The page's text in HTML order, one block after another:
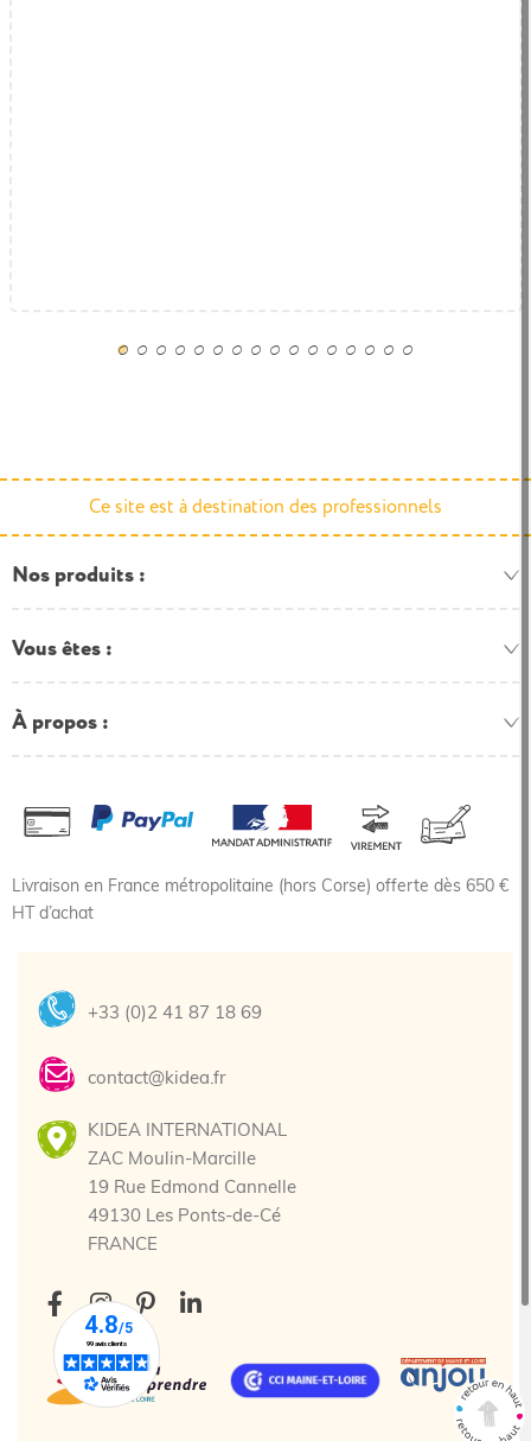
Ce site est à destination des professionnels
Nos produits
Vous êtes
À propos
Livraison en France métropolitaine (hors Corse) offerte dès 650 €
HT d’achat
+33 (0)2 41 87 18 69
contact@kidea.fr
KIDEA INTERNATIONAL
ZAC Moulin-Marcille
19 Rue Edmond Cannelle
49130 Les Ponts-de-Cé
FRANCE